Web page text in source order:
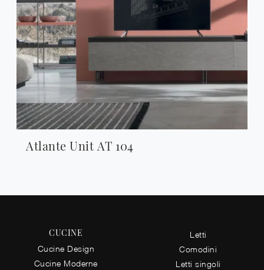
Atlante Unit AT 104
CUCINE
Cucine Design
Cucine Moderne
Letti
Comodini
Letti singoli